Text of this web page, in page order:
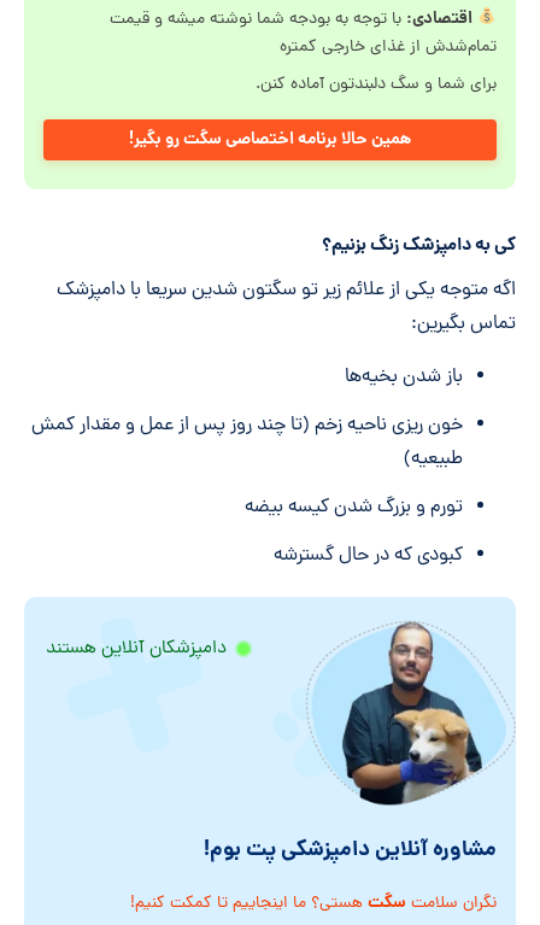
اقتصادی: با توجه به بودجه شما نوشته میشه و قیمت
تمام‌شدش از غذای خارجی کمتره
برای شما و سگ دلبندتون آماده کنن.
همین حالا برنامه اختصاصی سگت رو بگیر!
کی به دامپزشک زنگ بزنیم؟
اگه متوجه یکی از علائم زیر تو سگتون شدین سریعا با دامپزشک
تماس بگیرین:
باز شدن بخیه‌ها
خون ریزی ناحیه زخم (تا چند روز پس از عمل و مقدار کمش
طبیعیه)
تورم و بزرگ شدن کیسه بیضه
کبودی که در حال گسترشه
دامپزشکان آنلاین هستند
مشاوره آنلاین دامپزشکی پت بوم!
نگران سلامت سگتهستی؟ ما اینجاییم تا کمکت کنیم!